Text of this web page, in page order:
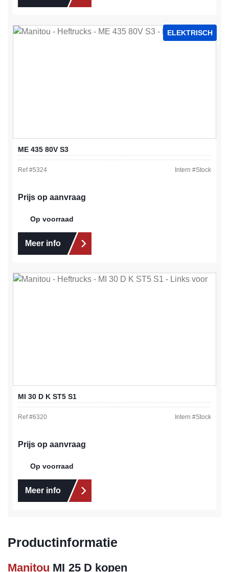
ELEKTRISCH
ME 435 80V S3
Ref #5324 Intern #Stock
Prijs op aanvraag
Op voorraad
Meer info
MI 30 D K ST5 S1
Ref #6320 Intern #Stock
Prijs op aanvraag
Op voorraad
Meer info
Productinformatie
Manitou MI 25 D kopen